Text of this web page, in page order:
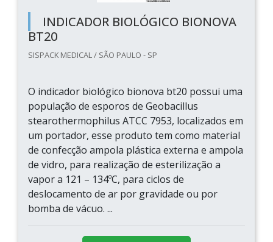
INDICADOR BIOLÓGICO BIONOVA
BT20
SISPACK MEDICAL / SÃO PAULO - SP
O indicador biológico bionova bt20 possui uma
população de esporos de Geobacillus
stearothermophilus ATCC 7953, localizados em
um portador, esse produto tem como material
de confecção ampola plástica externa e ampola
de vidro, para realização de esterilização a
vapor a 121 – 134ºC, para ciclos de
deslocamento de ar por gravidade ou por
bomba de vácuo. ...